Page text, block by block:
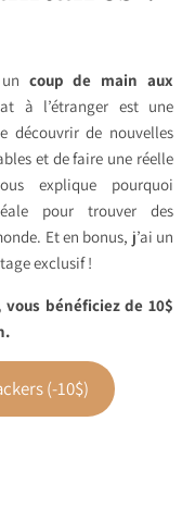
coup de main aux
à l’étranger est une
découvrir de nouvelles
et de faire une réelle
explique pourquoi
pour trouver des
Et en bonus, j’ai un
exclusif !
vous bénéficiez de 10$
(-10$)